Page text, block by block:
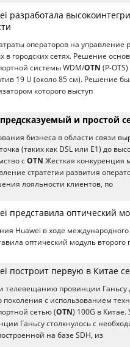
разработала
операторов на
в городских сетях. Решение
системы WDM/OTN (P-
19 U (около 85 см). Решение
которого выступ
и простой
бизнеса в области связи
(таких как DSL или E1) до
с OTN Жесткая
стратегии развития
лояльности клиентов, по
представила оптический
Huawei в ходе
оптический модуль
построит первую в Китае
телевещанию провинции Ганьсу
поколения с использованием
сетью (OTN) 100G в
Ганьсу столкнулось с
на базе SDH, из